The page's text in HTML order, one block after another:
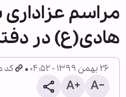
مراسم
هادی(ع) در
۲۶ بهمن ۱۳۹۹ - ۰۴:۵۲ کد